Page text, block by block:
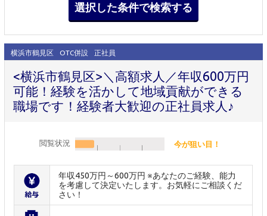
横浜市鶴見区 OTC併設 正社員
<横浜市鶴見区>＼高額求人／年収600万円
可能！経験を活かして地域貢献ができる
職場です！経験者大歓迎の正社員求人♪
閲覧状況 今が狙い目！
年収450万円～600万円 ※あなたのご経験、能力
を考慮して決定いたします。お気軽にご相談くだ
さい！